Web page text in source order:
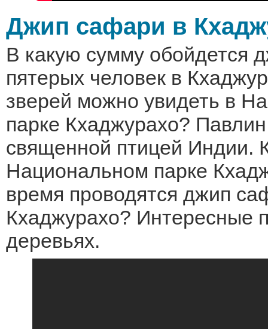
Джип сафари в
В какую сумму обойдется
пятерых человек в
зверей можно увидеть в
парке Кхаджурахо?
священной птицей Индии.
Национальном парке
время проводятся джип
Кхаджурахо? Интересные
деревьях.